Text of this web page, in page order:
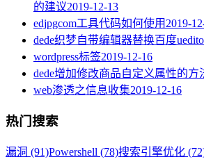
的建议2019-12-13
edjpgcom工具代码如何使用 2019-
dede织梦自带编辑器替换百度
wordpress标签2019-12-16
dede增加修改商品自定义属性的方
web渗透之信息收集2019-12-16
热门搜索
漏洞 (91)Powershell (78)搜索引擎优化